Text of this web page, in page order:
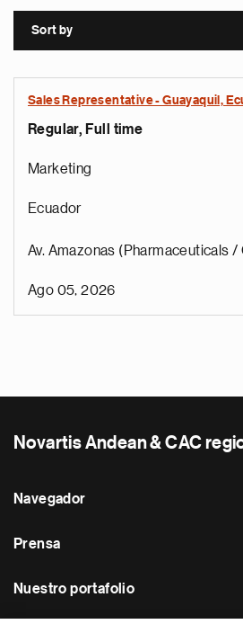
Sort by
Sales Representative - Guayaquil,
Regular, Full time
Marketing
Ecuador
Av. Amazonas (Pharmaceuticals
Ago 05, 2026
Novartis Andean & CAC
Navegador
Prensa
Nuestro portafolio